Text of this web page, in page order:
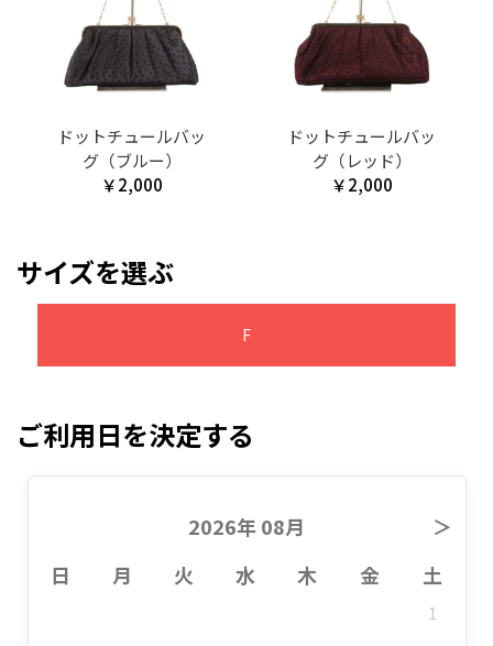
ドットチュールバッ
グ（ブルー）
￥2,000
ドットチュールバッ
グ（レッド）
￥2,000
サイズを選ぶ
F
ご利用日を決定する
2026年 08月
＞
日
月 火 水 木 金 土
1